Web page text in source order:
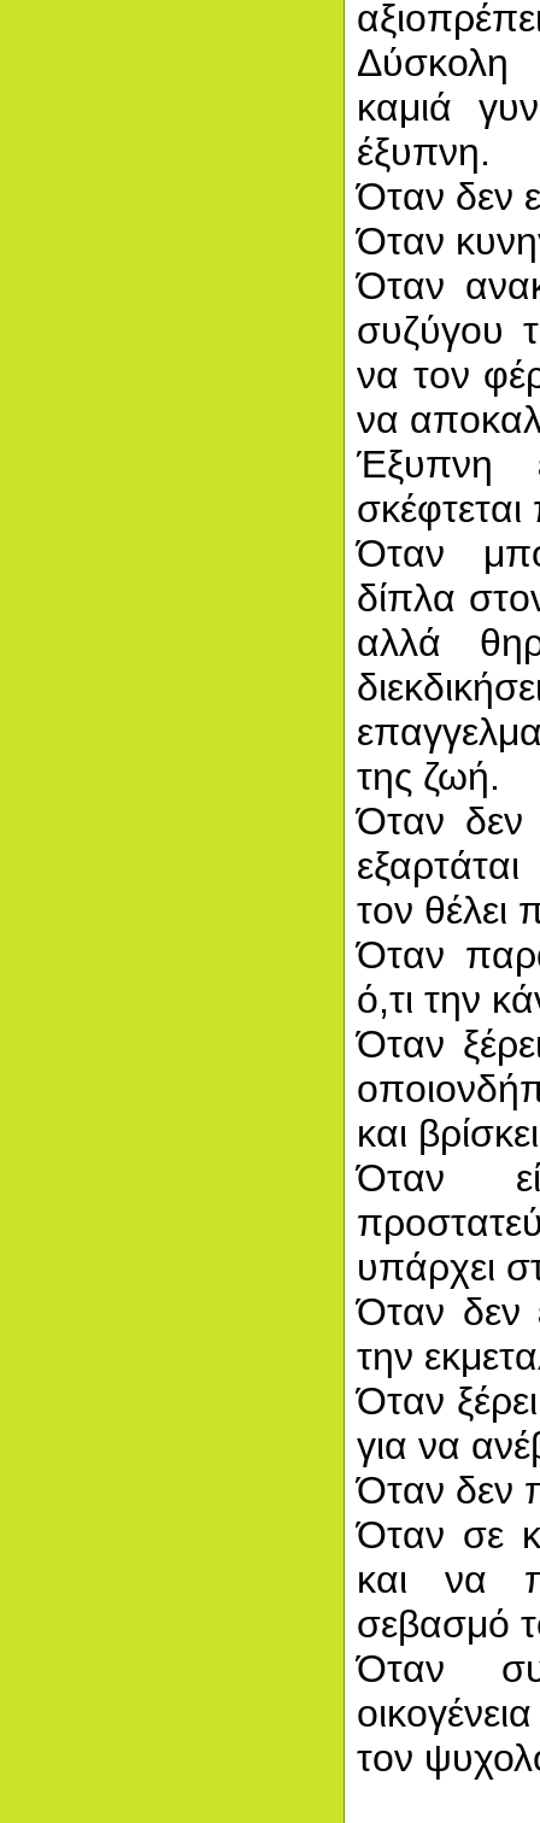
καμιά
έξυπνη.
Όταν δεν
Όταν
Όταν
συζύγου
να τον
να
Έξυπνη
Όταν
δίπλα
αλλά
της ζωή.
Όταν δεν
τον θέλει
Όταν
ό,τι την
Όταν
και
Όταν
υπάρχει
Όταν δεν
την
Όταν
για να
Όταν δεν
Όταν σε
και να
σεβασμό
Όταν
τον